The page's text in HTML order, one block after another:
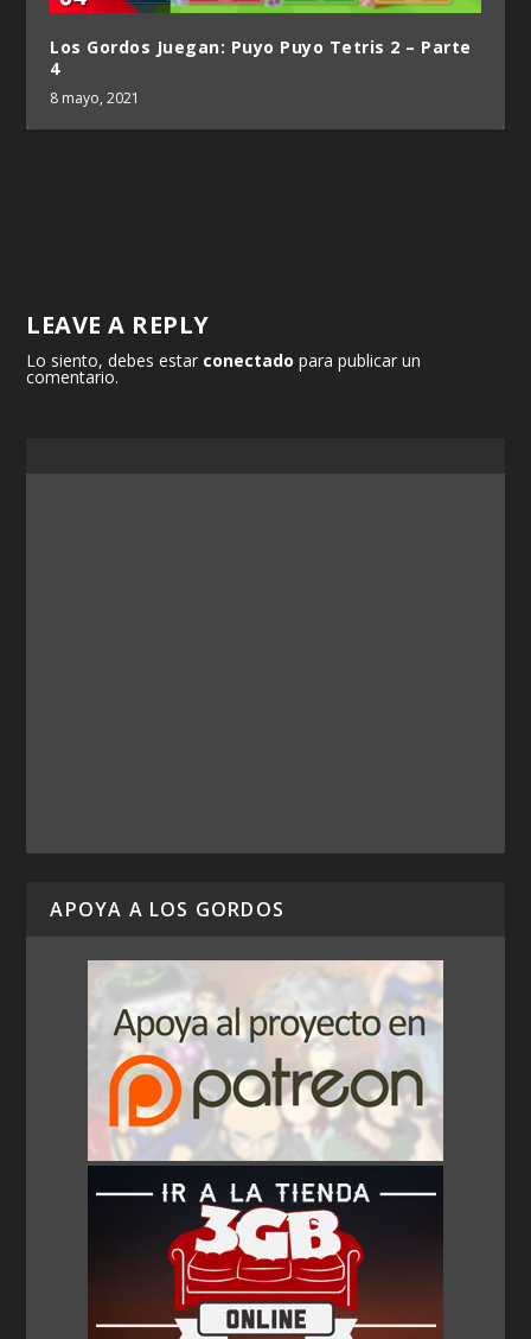
Los Gordos Juegan: Puyo Puyo Tetris 2 – Parte
4
8 mayo, 2021
LEAVE A REPLY
Lo siento, debes estar conectado para publicar un
comentario.
APOYA A LOS GORDOS